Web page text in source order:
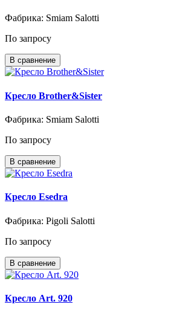
Фабрика: Smiam Salotti
По запросу
В сравнение
Кресло Brother&Sister
Фабрика: Smiam Salotti
По запросу
В сравнение
Кресло Esedra
Фабрика: Pigoli Salotti
По запросу
В сравнение
Кресло Art. 920